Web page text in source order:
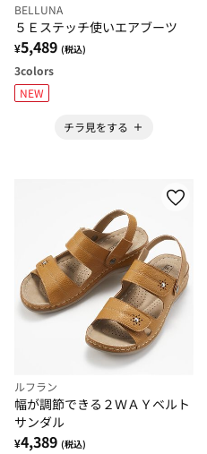
BELLUNA
５Ｅステッチ使いエアブーツ
¥5,489 (税込)
3colors
NEW
チラ見をする
ルフラン
幅が調節できる２ＷＡＹベルト
サンダル
¥4,389 (税込)